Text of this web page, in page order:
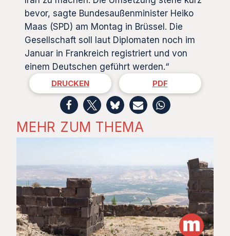
bevor, sagte Bundesaußenminister Heiko
Maas (SPD) am Montag in Brüssel. Die
Gesellschaft soll laut Diplomaten noch im
Januar in Frankreich registriert und von
einem Deutschen geführt werden.“
DRUCKEN PDF
MEHR ZUM THEMA